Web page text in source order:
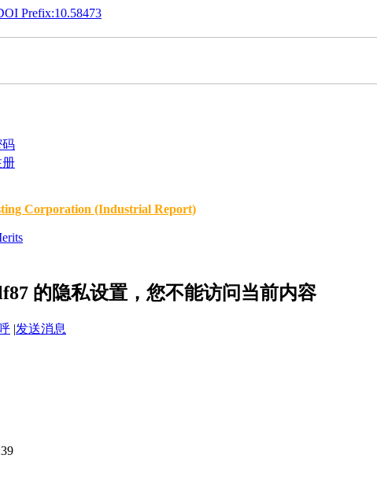
Prefix:10.58473
码
册
Corporation (Industrial Report)
的隐私设置，您不能访问当前内容
|发送消息